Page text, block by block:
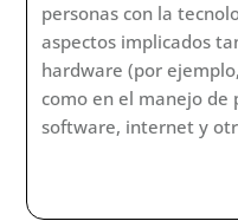
personas con la
aspectos implicados
hardware (por
como en el manejo
software, internet y